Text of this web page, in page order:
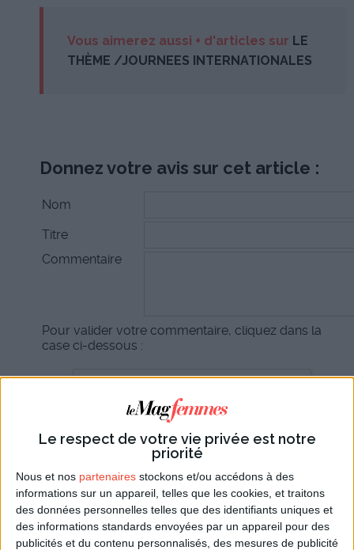
Le respect de votre vie privée est notre
priorité
Nous et nos partenaires stockons et/ou accédons à des
informations sur un appareil, telles que les cookies, et traitons
des données personnelles telles que des identifiants uniques et
des informations standards envoyées par un appareil pour des
publicités et du contenu personnalisés, des mesures de publicité
Vous aimerez aussi + d'articles sur LE
THÈME /JOURNEES INTERNATIONALES
Donnez votre avis sur cet article :
Nom
Titre
Commentaire
Pour valider votre commentaire, cliquez dans la
case ci-dessous :
Commentaires sur cet article :4
commentaires